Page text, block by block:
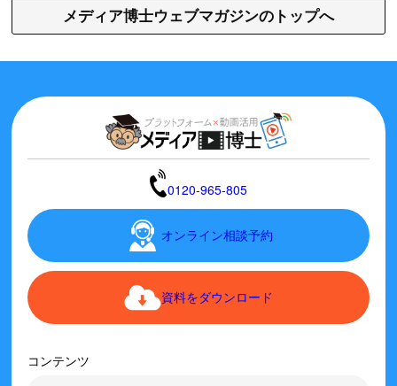
メディア博士ウェブマガジンのトップへ
0120-965-805
オンライン相談予約
資料をダウンロード
コンテンツ